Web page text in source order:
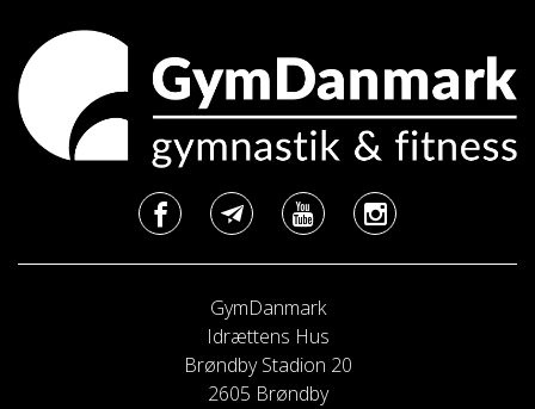
GymDanmark
Idrættens Hus
Brøndby Stadion 20
2605 Brøndby